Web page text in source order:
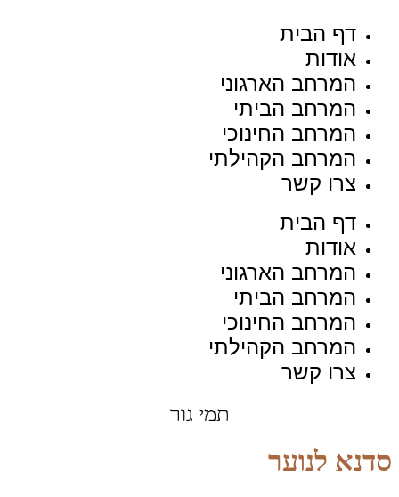
דף הבית
אודות
המרחב הארגוני
המרחב הביתי
המרחב החינוכי
המרחב הקהילתי
צרו קשר
דף הבית
אודות
המרחב הארגוני
המרחב הביתי
המרחב החינוכי
המרחב הקהילתי
צרו קשר
תמי גור
סדנא לנוער